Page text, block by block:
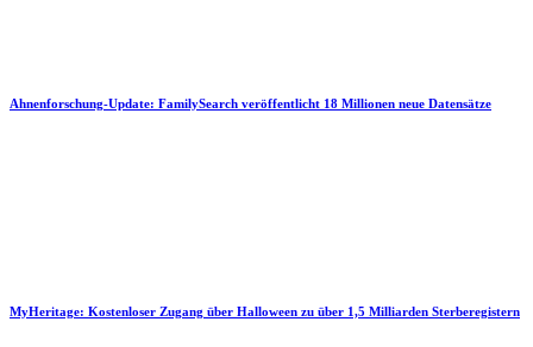
Ahnenforschung-Update: FamilySearch veröffentlicht 18 Millionen neue Datensätze
MyHeritage: Kostenloser Zugang über Halloween zu über 1,5 Milliarden Sterberegistern